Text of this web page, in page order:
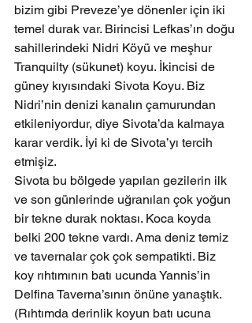
bizim gibi Preveze’ye dönenler için iki
temel durak var. Birincisi Lefkas’ın doğu
sahillerindeki Nidri Köyü ve meşhur
Tranquilty (sükunet) koyu. İkincisi de
güney kıyısındaki Sivota Koyu. Biz
Nidri’nin denizi kanalın çamurundan
etkileniyordur, diye Sivota’da kalmaya
karar verdik. İyi ki de Sivota’yı tercih
etmişiz.
Sivota bu bölgede yapılan gezilerin ilk
ve son günlerinde uğranılan çok yoğun
bir tekne durak noktası. Koca koyda
belki 200 tekne vardı. Ama deniz temiz
ve tavernalar çok çok sempatikti. Biz
koy rıhtımının batı ucunda Yannis’in
Delfina Taverna’sının önüne yanaştık.
(Rıhtımda derinlik koyun batı ucuna